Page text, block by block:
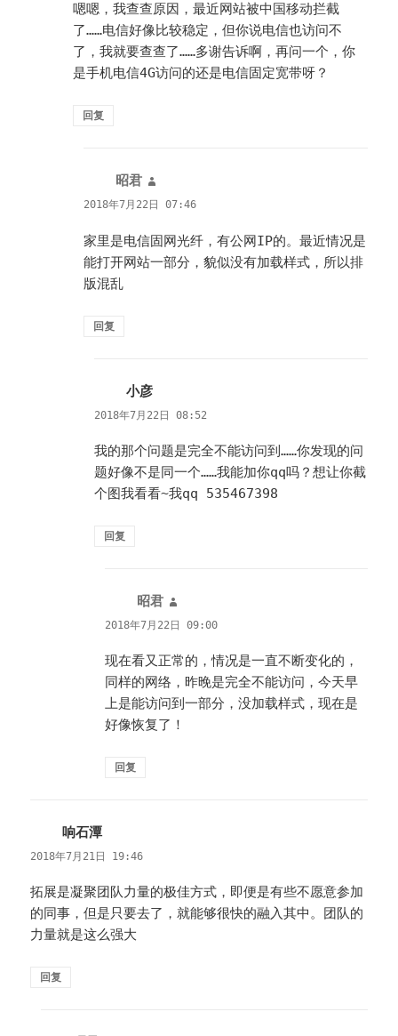
嗯嗯，我查查原因，最近网站被中国移动拦截
了……电信好像比较稳定，但你说电信也访问不
了，我就要查查了……多谢告诉啊，再问一个，你
是手机电信4G访问的还是电信固定宽带呀？
回复
昭君
道：
2018年7月22日 07:46
家里是电信固网光纤，有公网IP的。最近情况是
能打开网站一部分，貌似没有加载样式，所以排
版混乱
回复
小彦
道：
2018年7月22日 08:52
我的那个问题是完全不能访问到……你发现的问
题好像不是同一个……我能加你qq吗？想让你截
个图我看看~我qq 535467398
回复
昭君
道：
2018年7月22日 09:00
现在看又正常的，情况是一直不断变化的，
同样的网络，昨晚是完全不能访问，今天早
上是能访问到一部分，没加载样式，现在是
好像恢复了！
回复
响石潭
道：
2018年7月21日 19:46
拓展是凝聚团队力量的极佳方式，即便是有些不愿意参加
的同事，但是只要去了，就能够很快的融入其中。团队的
力量就是这么强大
回复